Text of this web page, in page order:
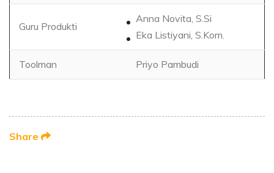
Guru Produkti
Anna Novita, S.Si
Eka Listiyani, S.Kom.
Toolman Priyo Pambudi
Share